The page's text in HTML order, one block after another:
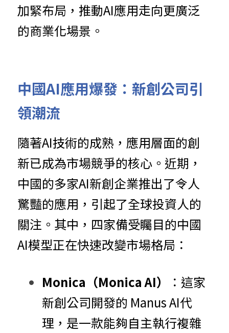
加緊布局，推動AI應用走向更廣泛
的商業化場景。
中國AI應用爆發：新創公司引
領潮流
隨著AI技術的成熟，應用層面的創
新已成為市場競爭的核心。近期，
中國的多家AI新創企業推出了令人
驚豔的應用，引起了全球投資人的
關注。其中，四家備受矚目的中國
AI模型正在快速改變市場格局：
Monica（Monica AI）
：這家
新創公司開發的 Manus AI代
理，是一款能夠自主執行複雜